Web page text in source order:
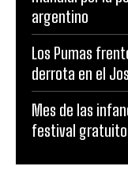
argentino
Los Pumas
derrota en el
Mes de las
festival gratuito